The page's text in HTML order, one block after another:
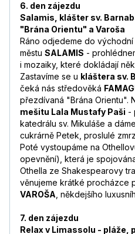
6. den zájezdu
Salamis, klášter sv.
"Brána Orientu" a Varoša
Ráno odjedeme do
městu SALAMIS -
i mozaiky, které dokládají
Zastavíme se u kláštera sv.
čeká nás středověká
přezdívaná "Brána Orientu".
mešitu Lala Mustafy Paši -
katedrálu sv. Mikuláše a
cukrárně Petek, proslulé
Poté vystoupáme na
opevnění), která je
Othella ze Shakespearovy
věnujeme krátké procházce
VAROŠA , někdejšího
7. den zájezdu
Relax v Limassolu - pláže,